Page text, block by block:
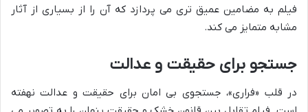
فیلم به مضامین عمیق تری می پردازد که آن را از بسیاری از آثار
مشابه متمایز می کند.
جستجو برای حقیقت و عدالت
در قلب «فراری»، جستجوی بی امان برای حقیقت و عدالت نهفته